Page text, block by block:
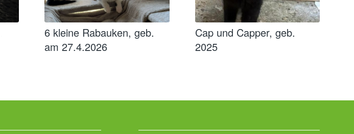
6 kleine Rabauken, geb.
am 27.4.2026
Cap und Capper, geb.
2025